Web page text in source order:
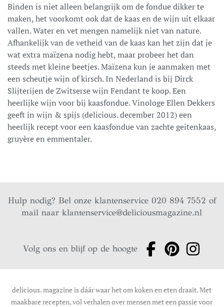
Binden is niet alleen belangrijk om de fondue dikker te
maken, het voorkomt ook dat de kaas en de wijn uit elkaar
vallen. Water en vet mengen namelijk niet van nature.
Afhankelijk van de vetheid van de kaas kan het zijn dat je
wat extra maïzena nodig hebt, maar probeer het dan
steeds met kleine beetjes. Maïzena kun je aanmaken met
een scheutje wijn of kirsch. In Nederland is bij Dirck
Slijterijen de Zwitserse wijn Fendant te koop. Een
heerlijke wijn voor bij kaasfondue. Vinologe Ellen Dekkers
geeft in wijn & spijs (delicious. december 2012) een
heerlijk recept voor een kaasfondue van zachte geitenkaas,
gruyère en emmentaler.
Hulp nodig? Bel onze klantenservice 020 894 7552 of
mail naarklantenservice@deliciousmagazine.nl
Volg ons en blijf op de hoogte
delicious. magazine is dáár waar het om koken en eten draait. Met
maakbare recepten, vol verhalen over mensen met een passie voor